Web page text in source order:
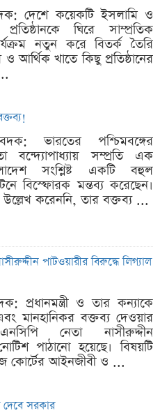
দেশে কয়েকটি ইসলামি ও
ঘিরে সাম্প্রতিক
নতুন করে বিতর্ক তৈরি
আর্থিক খাতে কিছু প্রতিষ্ঠানের
ভারতের পশ্চিমবঙ্গের
বন্দ্যোপাধ্যায় সম্প্রতি এক
সংশ্লিষ্ট একটি বহুল
বিস্ফোরক মন্তব্য করেছেন।
করেননি, তার বক্তব্য ...
পাটওয়ারীর বিরুদ্ধে লিগ্যাল
প্রধানমন্ত্রী ও তার কন্যাকে
মানহানিকর বক্তব্য দেওয়ার
নেতা নাসীরুদ্দীন
পাঠানো হয়েছে। বিষয়টি
কোর্টের আইনজীবী ও ...
দেবে সরকার